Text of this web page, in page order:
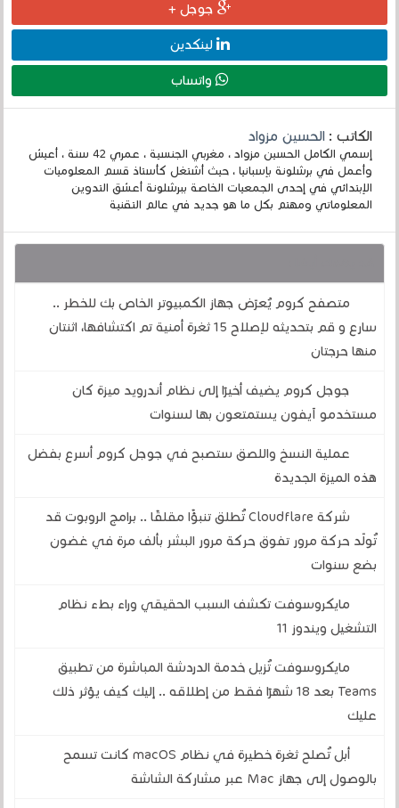
جوجل +
لينكدين
واتساب
الكاتب :الحسين مزواد
إسمي الكامل الحسين مزواد ، مغربي الجنسية ، عمري 42 سنة ، أعيش
وأعمل في برشلونة بإسبانيا ، حيث أشتغل كأستاذ قسم المعلوميات
الإبتدائي في إحدى الجمعيات الخاصة ببرشلونة أعشق التدوين
المعلوماتي ومهتم بكل ما هو جديد في عالم التقنية
متصفح كروم يُعرّض جهاز الكمبيوتر الخاص بك للخطر ..
سارع و قم بتحديثه لإصلاح 15 ثغرة أمنية تم اكتشافها، اثنتان
منها حرجتان
جوجل كروم يضيف أخيرًا إلى نظام أندرويد ميزة كان
مستخدمو آيفون يستمتعون بها لسنوات
عملية النسخ واللصق ستصبح في جوجل كروم أسرع بفضل
هذه الميزة الجديدة
شركة Cloudflare تُطلق تنبؤًا مقلقًا .. برامج الروبوت قد
تُولّد حركة مرور تفوق حركة مرور البشر بألف مرة في غضون
بضع سنوات
مايكروسوفت تكشف السبب الحقيقي وراء بطء نظام
التشغيل ويندوز 11
مايكروسوفت تُزيل خدمة الدردشة المباشرة من تطبيق
Teams بعد 18 شهرًا فقط من إطلاقه .. إليك كيف يؤثر ذلك
عليك
أبل تُصلح ثغرة خطيرة في نظام macOS كانت تسمح
بالوصول إلى جهاز Mac عبر مشاركة الشاشة